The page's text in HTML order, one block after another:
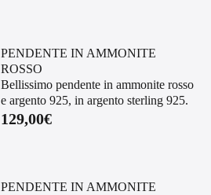
PENDENTE IN AMMONITE
ROSSO
Bellissimo pendente in ammonite rosso
e argento 925, in argento sterling 925.
129,00€
PENDENTE IN AMMONITE